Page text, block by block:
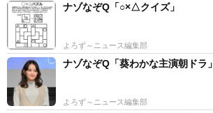
ナゾなぞQ「○×△クイズ」
よろず～ニュース編集部
ナゾなぞQ「葵わかな主演朝ドラ」
よろず～ニュース編集部